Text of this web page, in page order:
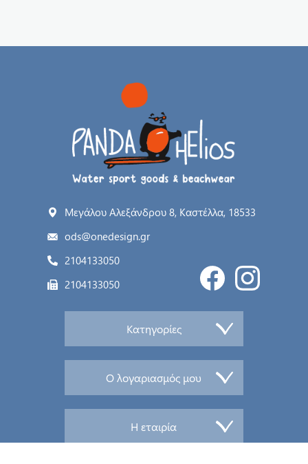
Μεγάλου Αλεξάνδρου 8, Καστέλλα, 18533
ods@onedesign.gr
2104133050
2104133050
Κατηγορίες
Ο λογαριασμός μου
Η εταιρία